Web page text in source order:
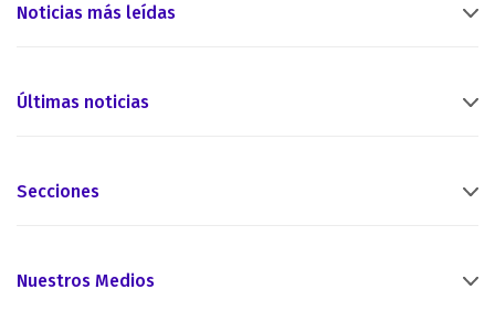
Noticias más leídas
Últimas noticias
Secciones
Nuestros Medios